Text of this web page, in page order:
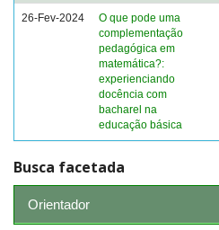
26-Fev-2024
O que pode uma
complementação
pedagógica em
matemática?:
experienciando
docência com
bacharel na
educação básica
Busca facetada
Orientador